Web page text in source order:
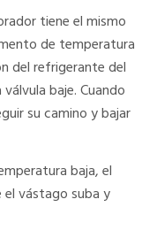
tiene el mismo
de temperatura
del refrigerante del
baje. Cuando
su camino y bajar
baja, el
vástago suba y